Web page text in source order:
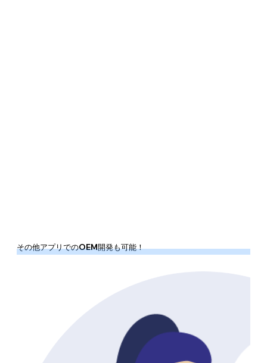
その他アプリでのOEM開発も可能！